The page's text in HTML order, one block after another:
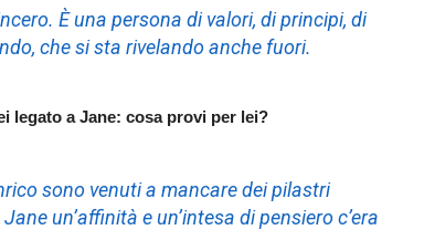
È una persona di valori, di principi, di
che si sta rivelando anche fuori.
legato a Jane: cosa provi per lei?
sono venuti a mancare dei pilastri
un’affinità e un’intesa di pensiero c’era